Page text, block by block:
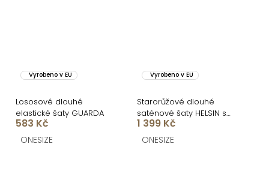
Vyrobeno v EU
Lososové dlouhé
elastické šaty GUARDA
583 Kč
ONESIZE
Vyrobeno v EU
Starorůžové dlouhé
saténové šaty HELSIN s
výstřihem
1 399 Kč
ONESIZE